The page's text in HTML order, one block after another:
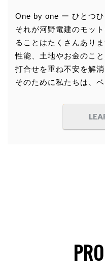
One by one ー ひとつ
それが河野電建のモッ
ることはたくさんあり
性能、土地やお金のこ
打合せを重ね不安を解
そのために私たちは、
お客さまからお預かり
連絡や業務のご案内や
子メールや資料のご送
個人情報の安全